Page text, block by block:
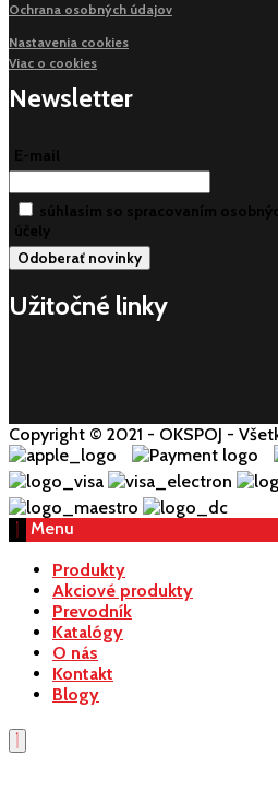
Ochrana osobných údajov
Nastavenia cookies
Viac o cookies
Newsletter
E-mail
súhlasim so spracovaním
účely
Užitočné linky
Copyright © 2021 - OKSPOJ -
Menu
Produkty
Akciové produkty
Prevodník
Katalógy
O nás
Kontakt
Blogy